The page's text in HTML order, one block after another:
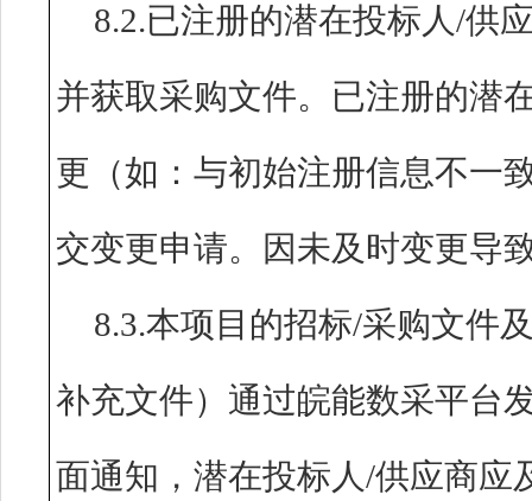
8.2.已注册的潜在投标人/供
并获取采购文件。已注册的潜
更（如：与初始注册信息不一
交变更申请。因未及时变更导
8.3.本项目的招标/采购文件
补充文件）通过皖能数采平台
面通知，潜在投标人/供应商应